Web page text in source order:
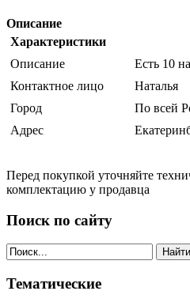
Описание
Характеристики
Описание
Есть 10
Контактное лицо
Наталья
Город
По всей
Адрес
Перед покупкой уточняйте
комплектацию у продавца
Поиск по сайту
Найти
Тематические